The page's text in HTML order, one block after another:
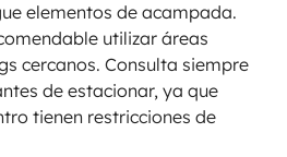
elementos de acampada.
utilizar áreas
cercanos. Consulta siempre
de estacionar, ya que
tienen restricciones de